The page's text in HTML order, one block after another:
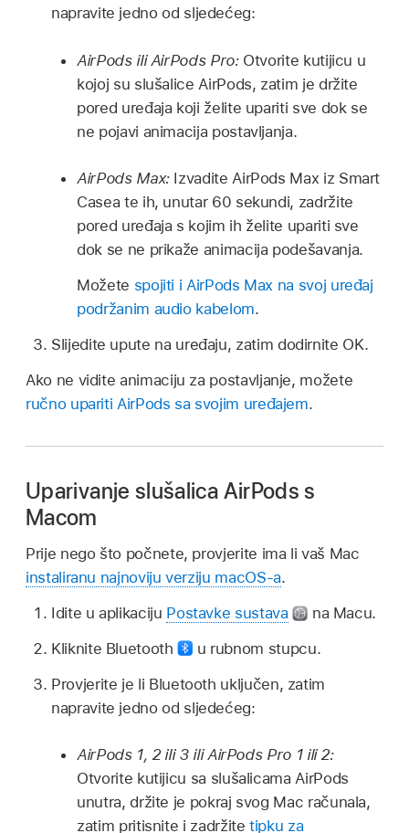
napravite jedno od sljedećeg:
AirPods ili AirPods Pro: Otvorite kutijicu u
kojoj su slušalice AirPods, zatim je držite
pored uređaja koji želite upariti sve dok se
ne pojavi animacija postavljanja.
AirPods Max: Izvadite AirPods Max iz Smart
Casea te ih, unutar 60 sekundi, zadržite
pored uređaja s kojim ih želite upariti sve
dok se ne prikaže animacija podešavanja.
Možete spojiti i AirPods Max na svoj uređaj
podržanim audio kabelom.
Slijedite upute na uređaju, zatim dodirnite OK.
Ako ne vidite animaciju za postavljanje, možete
ručno upariti AirPods sa svojim uređajem.
Uparivanje slušalica AirPods s
Macom
Prije nego što počnete, provjerite ima li vaš Mac
instaliranu najnoviju verziju macOS-a.
Idite u aplikaciju Postavke sustava
na Macu.
Kliknite Bluetooth
u rubnom stupcu.
Provjerite je li Bluetooth uključen, zatim
napravite jedno od sljedećeg:
AirPods 1, 2 ili 3 ili AirPods Pro 1 ili 2:
Otvorite kutijicu sa slušalicama AirPods
unutra, držite je pokraj svog Mac računala,
zatim pritisnite i zadržitetipku za